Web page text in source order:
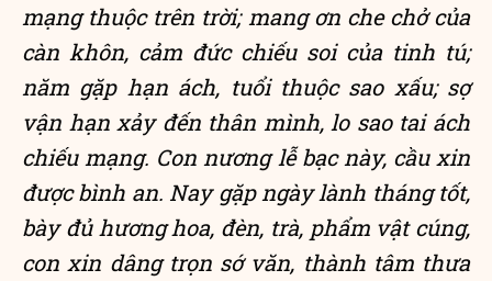
mạng thuộc trên trời; mang ơn che chở của
càn khôn, cảm đức chiếu soi của tinh tú;
năm gặp hạn ách, tuổi thuộc sao xấu; sợ
vận hạn xảy đến thân mình, lo sao tai ách
chiếu mạng. Con nương lễ bạc này, cầu xin
được bình an. Nay gặp ngày lành tháng tốt,
bày đủ hương hoa, đèn, trà, phẩm vật cúng,
con xin dâng trọn sớ văn, thành tâm thưa